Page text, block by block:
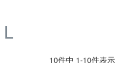
L
10件中 1-10件表示